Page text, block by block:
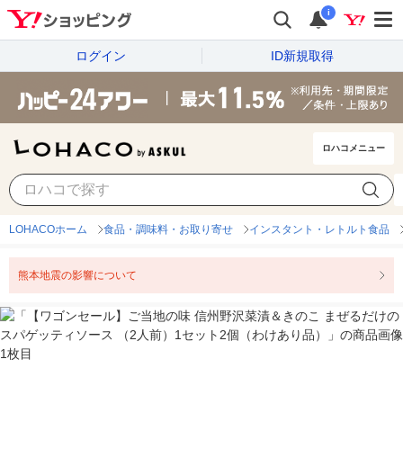
i
ログイン ID新規取得
ロハコメニュー
LOHACOホーム 食品・調味料・お取り寄せ インスタント・レトルト食品
熊本地震の影響について